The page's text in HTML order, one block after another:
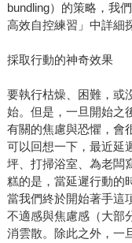
bundling）的策略，我
高效自控練習」中詳細
採取行動的神奇效果
要執行枯燥、困難，或
始。但是，一旦開始之
有關的焦慮與恐懼，會
可以回想一下，最近延
坪、打掃浴室、為老闆
糕的是，當延遲行動的
當我們終於開始著手這
不適感與焦慮感（大部
消雲散。除此之外，一